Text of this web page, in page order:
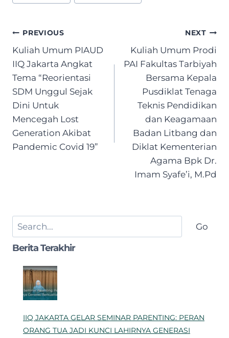
Post
navigation
PREVIOUS
Kuliah Umum PIAUD
IIQ Jakarta Angkat
Tema “Reorientasi
SDM Unggul Sejak
Dini Untuk
Mencegah Lost
Generation Akibat
Pandemic Covid 19”
NEXT
Kuliah Umum Prodi
PAI Fakultas Tarbiyah
Bersama Kepala
Pusdiklat Tenaga
Teknis Pendidikan
dan Keagamaan
Badan Litbang dan
Diklat Kementerian
Agama Bpk Dr.
Imam Syafe’i, M.Pd
Search Go
Berita Terakhir
IIQ JAKARTA GELAR SEMINAR PARENTING: PERAN
ORANG TUA JADI KUNCI LAHIRNYA GENERASI